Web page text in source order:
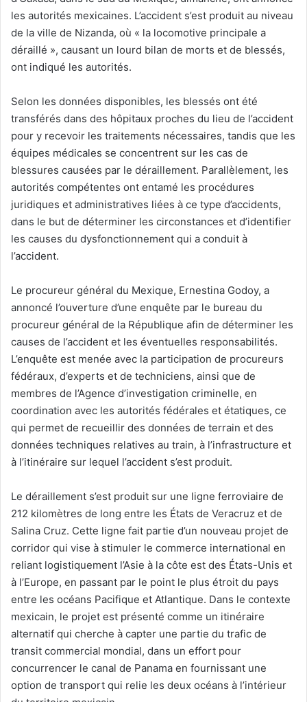
les autorités mexicaines. L’accident s’est produit au niveau
de la ville de Nizanda, où « la locomotive principale a
déraillé », causant un lourd bilan de morts et de blessés,
ont indiqué les autorités.
Selon les données disponibles, les blessés ont été
transférés dans des hôpitaux proches du lieu de l’accident
pour y recevoir les traitements nécessaires, tandis que les
équipes médicales se concentrent sur les cas de
blessures causées par le déraillement. Parallèlement, les
autorités compétentes ont entamé les procédures
juridiques et administratives liées à ce type d’accidents,
dans le but de déterminer les circonstances et d’identifier
les causes du dysfonctionnement qui a conduit à
l’accident.
Le procureur général du Mexique, Ernestina Godoy, a
annoncé l’ouverture d’une enquête par le bureau du
procureur général de la République afin de déterminer les
causes de l’accident et les éventuelles responsabilités.
L’enquête est menée avec la participation de procureurs
fédéraux, d’experts et de techniciens, ainsi que de
membres de l’Agence d’investigation criminelle, en
coordination avec les autorités fédérales et étatiques, ce
qui permet de recueillir des données de terrain et des
données techniques relatives au train, à l’infrastructure et
à l’itinéraire sur lequel l’accident s’est produit.
Le déraillement s’est produit sur une ligne ferroviaire de
212 kilomètres de long entre les États de Veracruz et de
Salina Cruz. Cette ligne fait partie d’un nouveau projet de
corridor qui vise à stimuler le commerce international en
reliant logistiquement l’Asie à la côte est des États-Unis et
à l’Europe, en passant par le point le plus étroit du pays
entre les océans Pacifique et Atlantique. Dans le contexte
mexicain, le projet est présenté comme un itinéraire
alternatif qui cherche à capter une partie du trafic de
transit commercial mondial, dans un effort pour
concurrencer le canal de Panama en fournissant une
option de transport qui relie les deux océans à l’intérieur